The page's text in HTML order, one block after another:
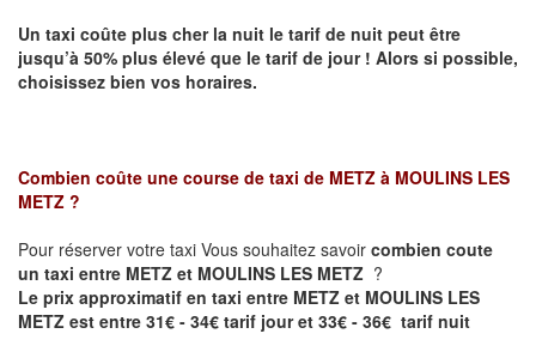
Un taxi coûte plus cher la nuit le tarif de nuit peut être
jusqu’à 50% plus élevé que le tarif de jour ! Alors si possible,
choisissez bien vos horaires.
Combien coûte une course de taxi de METZ à MOULINS LES
METZ ?
Pour réserver votre taxi Vous souhaitez savoir combien coute
un taxi entre METZ et MOULINS LES METZ ?
Le prix approximatif en taxi entre METZ et MOULINS LES
METZ est entre 31€ - 34€ tarif jour et 33€ - 36€ tarif nuit